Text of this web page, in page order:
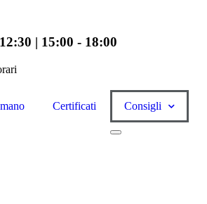
| 15:00 - 18:00
Certificati Consigli